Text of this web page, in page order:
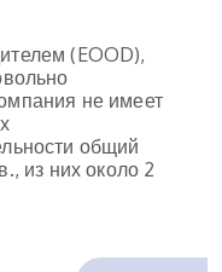
(EOOD),
не имеет
общий
из них около 2